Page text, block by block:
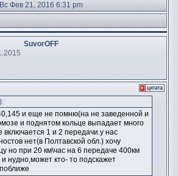
Вс Фев 21, 2016 6:31 pm
SuvorOFF
и еще не помню(на не заведенной и
и поднятом кольце выпадает много
включается 1 и 2 передачи.у нас
нет(в Полтавской обл.) хочу
но при 20 км\час на 6 передаче 400км
и нудно,может кто- то подскажет